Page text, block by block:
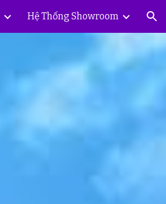
Hệ Thống Showroom